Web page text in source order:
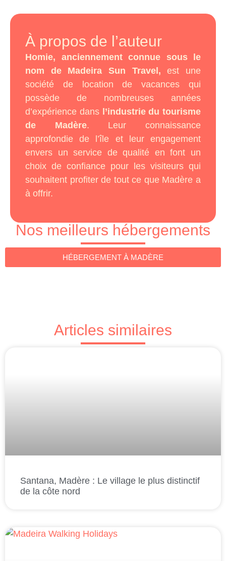
À propos de l’auteur
Homie, anciennement connue sous le
nom de Madeira Sun Travel, est une
société de location de vacances qui
possède de nombreuses années
d’expérience dans l’industrie du tourisme
de Madère. Leur connaissance
approfondie de l’île et leur engagement
envers un service de qualité en font un
choix de confiance pour les visiteurs qui
souhaitent profiter de tout ce que Madère a
à offrir.
Nos meilleurs hébergements
HÉBERGEMENT À MADÈRE
Articles similaires
Santana, Madère : Le village le plus distinctif
de la côte nord